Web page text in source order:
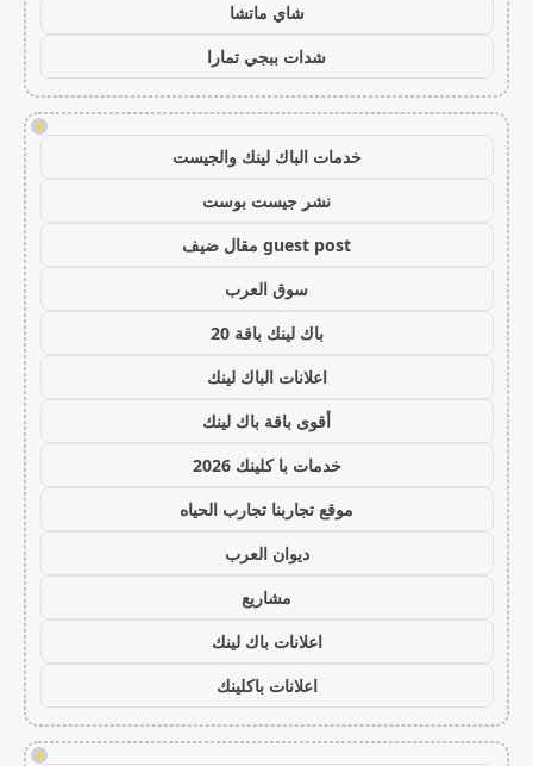
شاي ماتشا
شدات ببجي تمارا
!
خدمات الباك لينك والجيست
نشر جيست بوست
guest post مقال ضيف
سوق العرب
باك لينك باقة 20
اعلانات الباك لينك
أقوى باقة باك لينك
خدمات با كلينك 2026
موقع تجاربنا تجارب الحياه
ديوان العرب
مشاريع
اعلانات باك لينك
اعلانات باكلينك
!